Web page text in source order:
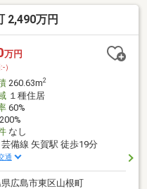
精算後)▼周辺環境・アル
島市立仁保小学校 徒歩5分
160％に制限されます。■
す ━━━━━・・・物件の詳
さい。
2,490万円
万円
）
260.63m2
１種住居
60%
なし
芸備線 矢賀駅 徒歩19分
通
県広島市東区山根町